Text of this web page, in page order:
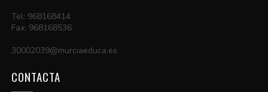
Tel: 968168414
Fax: 968168536
30002039@murciaeduca.es
CONTACTA